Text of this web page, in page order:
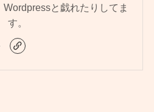
と戯れたりしてま
す。